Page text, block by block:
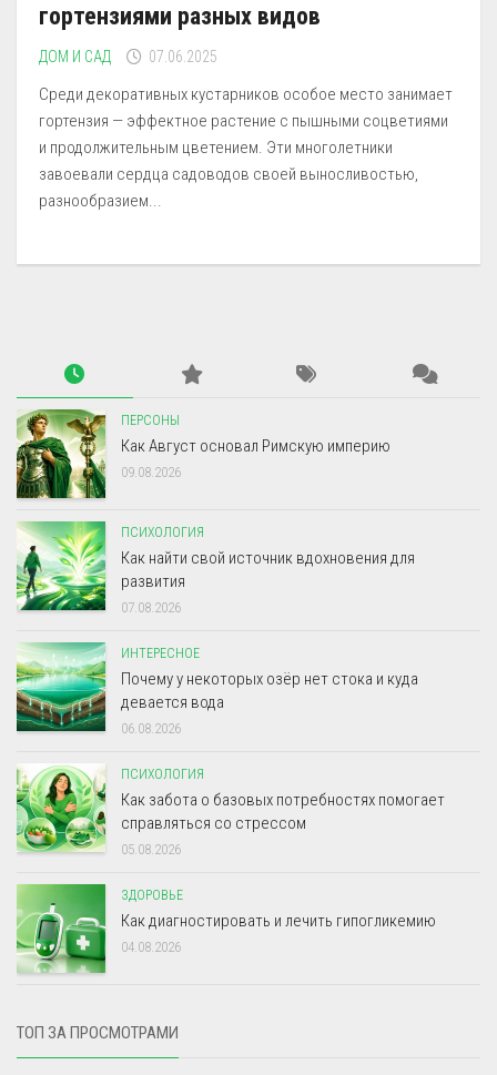
гортензиями разных видов
ДОМ И САД 07.06.2025
Среди декоративных кустарников особое место занимает
гортензия — эффектное растение с пышными соцветиями
и продолжительным цветением. Эти многолетники
завоевали сердца садоводов своей выносливостью,
разнообразием...
ПЕРСОНЫ
Как Август основал Римскую империю
09.08.2026
ПСИХОЛОГИЯ
Как найти свой источник вдохновения для
развития
07.08.2026
ИНТЕРЕСНОЕ
Почему у некоторых озёр нет стока и куда
девается вода
06.08.2026
ПСИХОЛОГИЯ
Как забота о базовых потребностях помогает
справляться со стрессом
05.08.2026
ЗДОРОВЬЕ
Как диагностировать и лечить гипогликемию
04.08.2026
ТОП ЗА ПРОСМОТРАМИ